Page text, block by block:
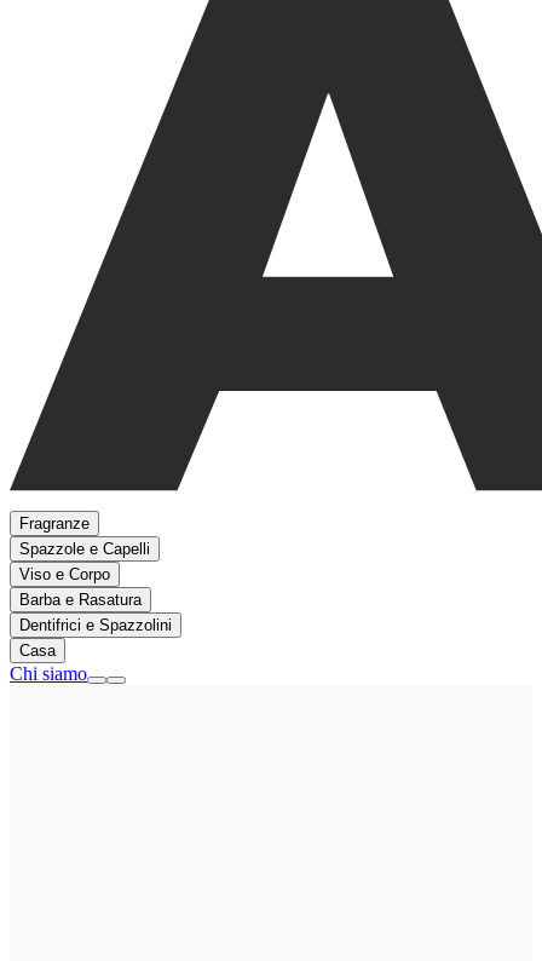
Fragranze
Spazzole e Capelli
Viso e Corpo
Barba e Rasatura
Dentifrici e Spazzolini
Casa
Chi siamo